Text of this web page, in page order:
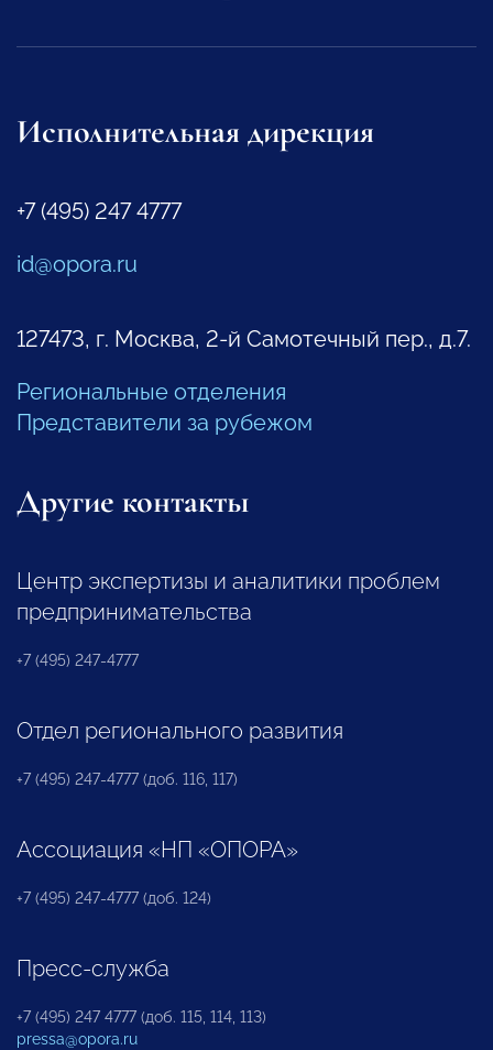
Исполнительная дирекция
+7 (495) 247 4777
id@opora.ru
127473, г. Москва, 2-й Самотечный пер., д.7.
Региональные отделения
Представители за рубежом
Другие контакты
Центр экспертизы и аналитики проблем
предпринимательства
+7 (495) 247-4777
Отдел регионального развития
+7 (495) 247-4777 (доб. 116, 117)
Ассоциация «НП «ОПОРА»
+7 (495) 247-4777 (доб. 124)
Пресс-служба
+7 (495) 247 4777 (доб. 115, 114, 113)
pressa@opora.ru